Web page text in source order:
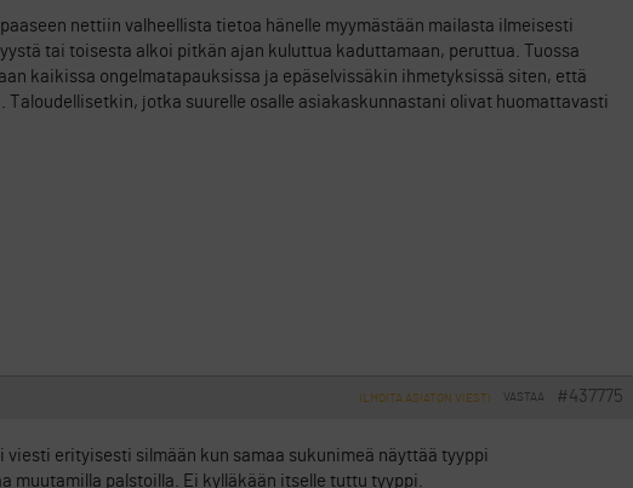
nettiin valheellista tietoa hänelle myymästään mailasta ilmeisesti
tai toisesta alkoi pitkän ajan kuluttua kaduttamaan, peruttua. Tuossa
kaikissa ongelmatapauksissa ja epäselvissäkin ihmetyksissä siten, että
jotka suurelle osalle asiakaskunnastani olivat huomattavasti
#437775
VASTAA
ILMOITA ASIATON VIESTI
erityisesti silmään kun samaa sukunimeä näyttää tyyppi
muutamilla palstoilla. Ei kylläkään itselle tuttu tyyppi.